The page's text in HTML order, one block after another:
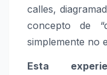
calles,
concepto de
simplemente no
Esta